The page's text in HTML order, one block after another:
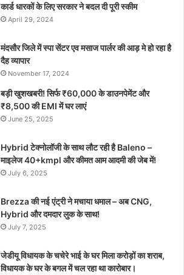
कार्ड धारकों के लिए सरकार ने बदल दी पूरी स्कीम
April 29, 2024
मंदसौर जिले में स्पा सेंटर एव मसाज पार्लर की आड़ मे हो रहा है
दैह व्यापार
November 17, 2024
बड़ी खुशखबरी! सिर्फ ₹60,000 के डाउनपेमेंट और
₹8,500 की EMI में घर लाएं
June 25, 2025
Hybrid टेक्नोलॉजी के साथ लौट रही है Baleno –
माइलेज 40+kmpl और कीमत आम आदमी की जेब में!
July 6, 2025
Brezza की नई एंट्री ने मचाया धमाल – अब CNG,
Hybrid और दमदार लुक के साथ!
July 7, 2025
जेडीयू विधायक के चचेरे भाई के घर मिला करोड़ों का शराब,
विधायक के घर के बगल में चल रहा था कारोबार।